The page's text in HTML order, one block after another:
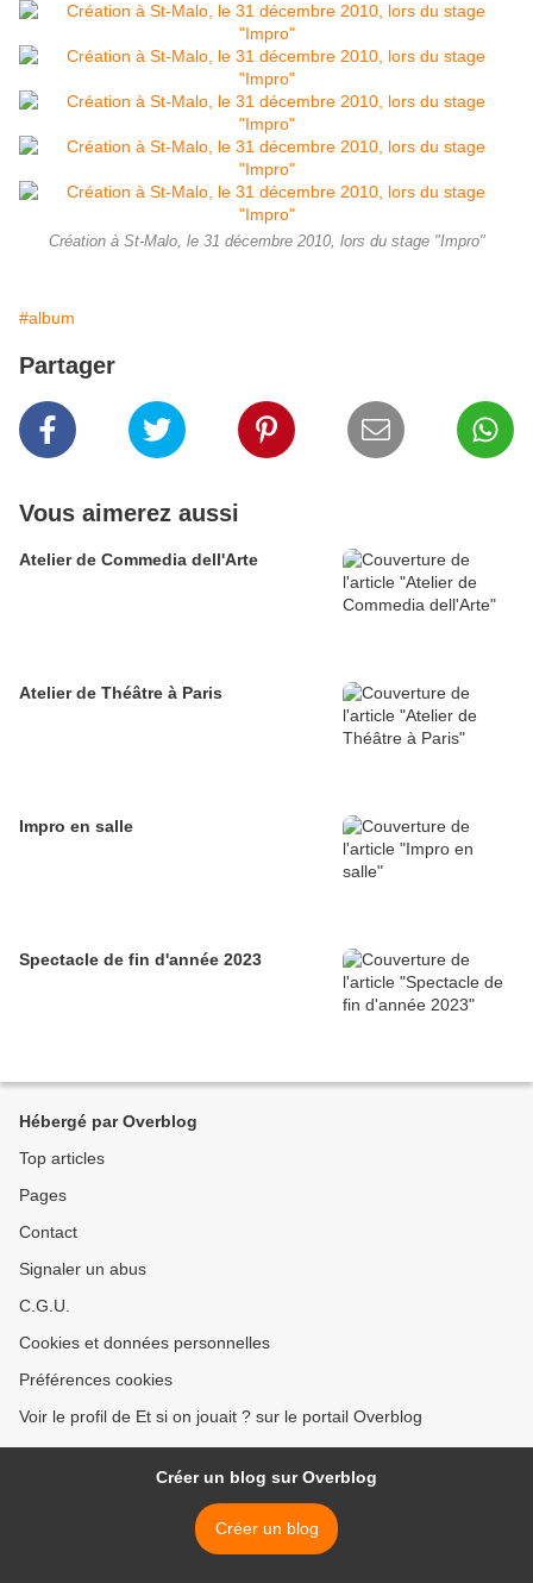
Création à St-Malo, le 31 décembre 2010, lors du stage "Impro"
#album
Partager
Vous aimerez aussi
Atelier de Commedia dell'Arte
Atelier de Théâtre à Paris
Impro en salle
Spectacle de fin d'année 2023
Hébergé par Overblog
Top articles
Pages
Contact
Signaler un abus
C.G.U.
Cookies et données personnelles
Préférences cookies
Voir le profil de Et si on jouait ? sur le portail Overblog
Créer un blog sur Overblog
Créer un blog